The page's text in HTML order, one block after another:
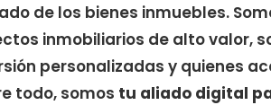
de los bienes inmuebles.
inmobiliarios de alto valor,
personalizadas y quienes
todo, somos tu aliado digital